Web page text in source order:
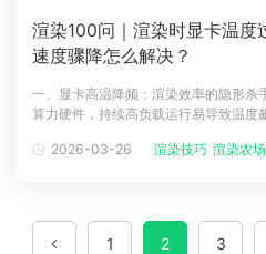
渲染100问｜渲染时显卡温度
速度骤降怎么解决？
一、显卡高温降频：渲染效率的隐形
算力硬件，持续高负载运行易导致温度
严重影响项目交付效率。专业的渲染农
2026-03-26 渲染技巧 渲染农场
1 2 3